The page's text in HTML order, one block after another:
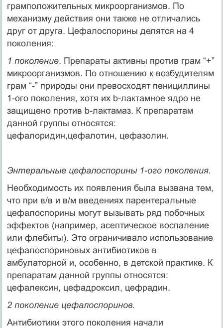
грамположительных микроорганизмов. По
механизму действия они также не отличались
друг от друга. Цефалоспорины делятся на 4
поколения:
1 поколение. Препараты активны против грам “+”
микроорганизмов. По отношению к возбудителям
грам “-” природы они превосходят пенициллины
1-ого поколения, хотя их b-лактамное ядро не
защищено против b-лактамаз. К препаратам
данной группы относятся:
цефалоридин,цефалотин, цефазолин.
Энтеральные цефалоспорины 1-ого поколения.
Необходимость их появления была вызвана тем,
что при в/в и в/м введениях парентеральные
цефалоспорины могут вызывать ряд побочных
эффектов (например, асептическое воспаление
или флебиты). Это ограничивало использование
цефалоспориновых антибиотиков в
амбулаторной и, особенно, в детской практике. К
препаратам данной группы относятся:
цефалексин, цефадроксил, цефрадин.
2 поколение цефалоспоринов.
Антибиотики этого поколения начали